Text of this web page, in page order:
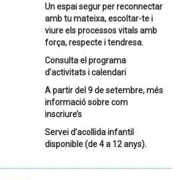
Un espai segur perreconnectar
amb tu mateixa, escoltar-te i
viure els processos vitals amb
força, respecte i tendresa.
Consulta el programa
d’activitats i calendari
A partir del 9 de setembre, més
informació sobre com
inscriure’s
Servei d’acollida infantil
disponible (de 4 a 12 anys).